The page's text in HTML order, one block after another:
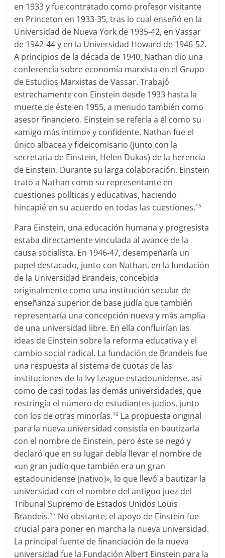
en 1933 y fue contratado como profesor visitante
en Princeton en 1933-35, tras lo cual enseñó en la
Universidad de Nueva York de 1935-42, en Vassar
de 1942-44 y en la Universidad Howard de 1946-52.
A principios de la década de 1940, Nathan dio una
conferencia sobre economía marxista en el Grupo
de Estudios Marxistas de Vassar. Trabajó
estrechamente con Einstein desde 1933 hasta la
muerte de éste en 1955, a menudo también como
asesor financiero. Einstein se refería a él como su
«amigo más íntimo» y confidente. Nathan fue el
único albacea y fideicomisario (junto con la
secretaria de Einstein, Helen Dukas) de la herencia
de Einstein. Durante su larga colaboración, Einstein
trató a Nathan como su representante en
cuestiones políticas y educativas, haciendo
hincapié en su acuerdo en todas las cuestiones.15
Para Einstein, una educación humana y progresista
estaba directamente vinculada al avance de la
causa socialista. En 1946-47, desempeñaría un
papel destacado, junto con Nathan, en la fundación
de la Universidad Brandeis, concebida
originalmente como una institución secular de
enseñanza superior de base judía que también
representaría una concepción nueva y más amplia
de una universidad libre. En ella confluirían las
ideas de Einstein sobre la reforma educativa y el
cambio social radical. La fundación de Brandeis fue
una respuesta al sistema de cuotas de las
instituciones de la Ivy League estadounidense, así
como de casi todas las demás universidades, que
restringía el número de estudiantes judíos, junto
con los de otras minorías.16 La propuesta original
para la nueva universidad consistía en bautizarla
con el nombre de Einstein, pero éste se negó y
declaró que en su lugar debía llevar el nombre de
«un gran judío que también era un gran
estadounidense [nativo]», lo que llevó a bautizar la
universidad con el nombre del antiguo juez del
Tribunal Supremo de Estados Unidos Louis
Brandeis.17 No obstante, el apoyo de Einstein fue
crucial para poner en marcha la nueva universidad.
La principal fuente de financiación de la nueva
universidad fue la Fundación Albert Einstein para la